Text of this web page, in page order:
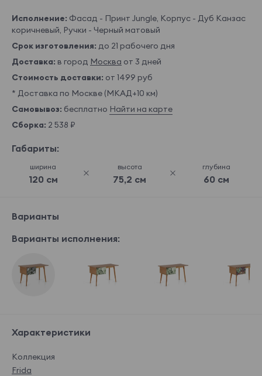
Исполнение: Фасад - Принт Jungle, Корпус - Дуб Канзас
коричневый, Ручки - Черный матовый
Срок изготовления: до 21 рабочего дня
Доставка: в город Москва от 3 дней
Стоимость доставки: от 1499 руб
* Доставка по Москве (МКАД+10 км)
Самовывоз: бесплатно Найти на карте
Сборка: 2 538 ₽
Габариты:
ширина
120 см
высота
75,2 см
глубина
60 см
Варианты
Варианты исполнения:
Характеристики
Коллекция
Frida